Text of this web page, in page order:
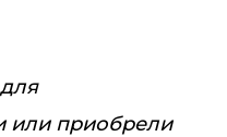
или приобрели